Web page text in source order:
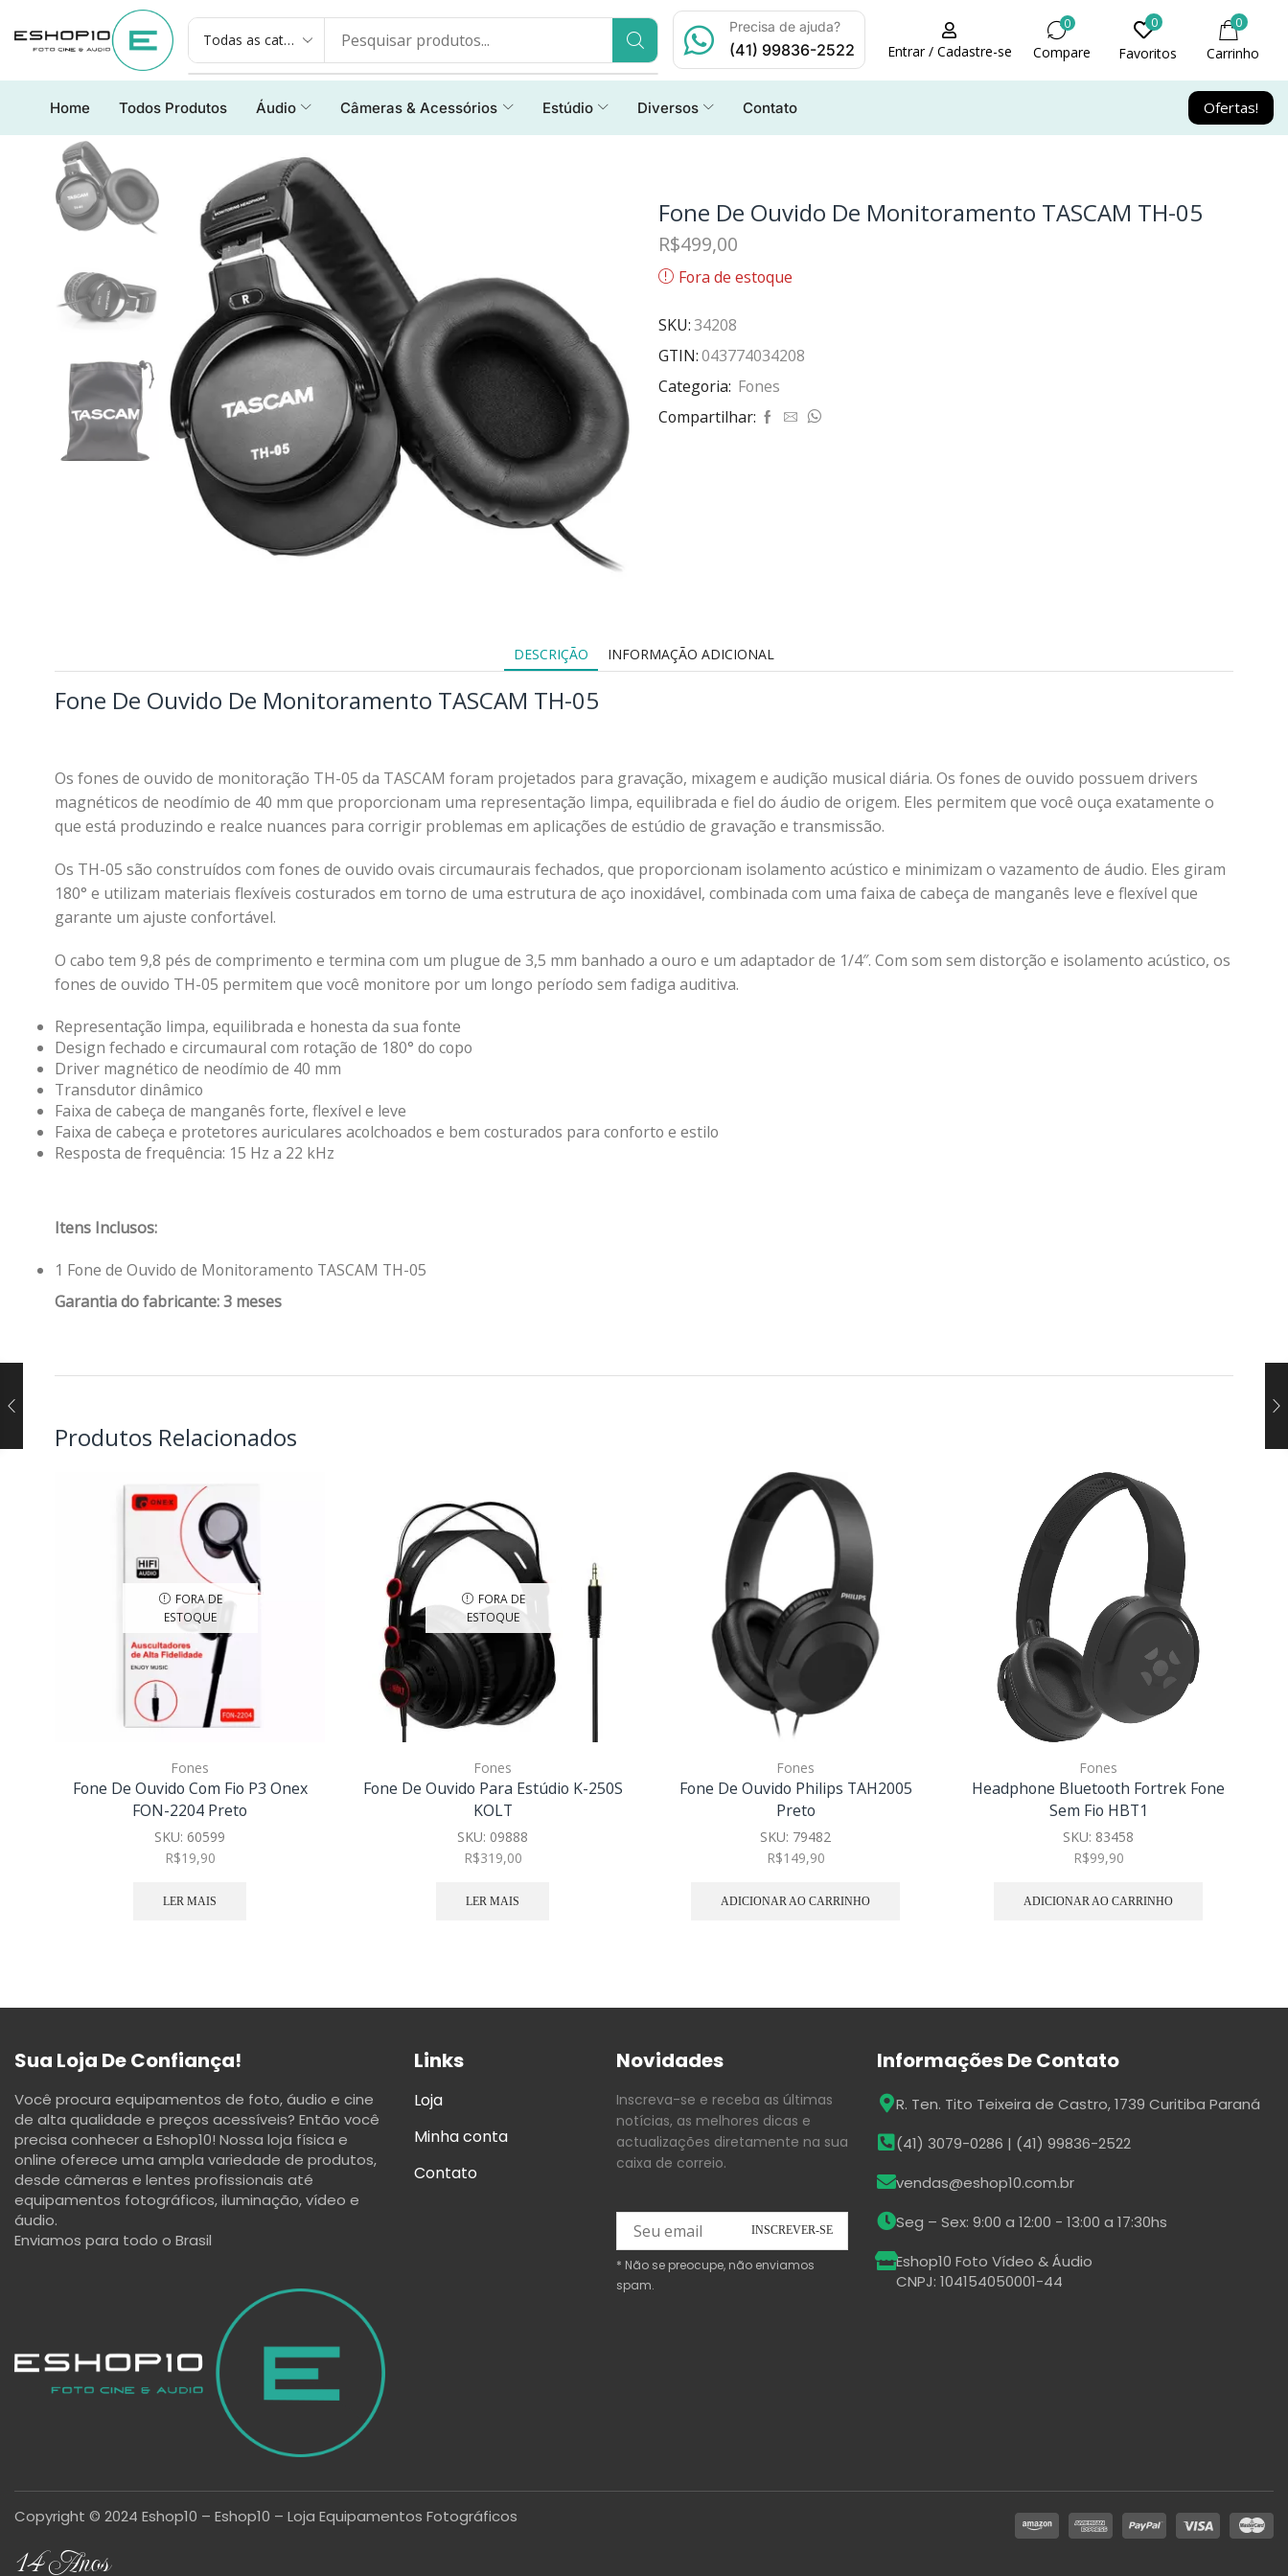
Precisa de ajuda?
(41) 99836-2522 Entrar / Cadastre-se
0
Compare
0
Favoritos
0
Carrinho
Home Todos Produtos Áudio Câmeras & Acessórios Estúdio Diversos Contato Ofertas!
Fone De Ouvido De Monitoramento TASCAM TH-05
R$499,00
Fora de estoque
SKU:34208
GTIN:043774034208
Categoria: Fones
Compartilhar:
DESCRIÇÃO INFORMAÇÃO ADICIONAL
Fone De Ouvido De Monitoramento TASCAM TH-05
Os fones de ouvido de monitoração TH-05 da TASCAM foram projetados para gravação, mixagem e audição musical diária. Os fones de ouvido possuem drivers
magnéticos de neodímio de 40 mm que proporcionam uma representação limpa, equilibrada e fiel do áudio de origem. Eles permitem que você ouça exatamente o
que está produzindo e realce nuances para corrigir problemas em aplicações de estúdio de gravação e transmissão.
Os TH-05 são construídos com fones de ouvido ovais circumaurais fechados, que proporcionam isolamento acústico e minimizam o vazamento de áudio. Eles giram
180° e utilizam materiais flexíveis costurados em torno de uma estrutura de aço inoxidável, combinada com uma faixa de cabeça de manganês leve e flexível que
garante um ajuste confortável.
O cabo tem 9,8 pés de comprimento e termina com um plugue de 3,5 mm banhado a ouro e um adaptador de 1/4″. Com som sem distorção e isolamento acústico, os
fones de ouvido TH-05 permitem que você monitore por um longo período sem fadiga auditiva.
Representação limpa, equilibrada e honesta da sua fonte
Design fechado e circumaural com rotação de 180° do copo
Driver magnético de neodímio de 40 mm
Transdutor dinâmico
Faixa de cabeça de manganês forte, flexível e leve
Faixa de cabeça e protetores auriculares acolchoados e bem costurados para conforto e estilo
Resposta de frequência: 15 Hz a 22 kHz
Itens Inclusos:
1 Fone de Ouvido de Monitoramento TASCAM TH-05
Garantia do fabricante: 3 meses
Produtos Relacionados
FORA DE
ESTOQUE
Fones
Fone De Ouvido Com Fio P3 Onex
FON-2204 Preto
SKU: 60599
R$19,90
LER MAIS
FORA DE
ESTOQUE
Fones
Fone De Ouvido Para Estúdio K-250S
KOLT
SKU: 09888
R$319,00
LER MAIS
Fones
Fone De Ouvido Philips TAH2005
Preto
SKU: 79482
R$149,90
ADICIONAR AO CARRINHO
Fones
Headphone Bluetooth Fortrek Fone
Sem Fio HBT1
SKU: 83458
R$99,90
ADICIONAR AO CARRINHO
Sua Loja De Confiança!
Você procura equipamentos de foto, áudio e cine
de alta qualidade e preços acessíveis? Então você
precisa conhecer a Eshop10! Nossa loja física e
online oferece uma ampla variedade de produtos,
desde câmeras e lentes profissionais até
equipamentos fotográficos, iluminação, vídeo e
áudio.
Enviamos para todo o Brasil
Links
Loja
Minha conta
Contato
Novidades
Inscreva-se e receba as últimas
notícias, as melhores dicas e
actualizações diretamente na sua
caixa de correio.
* Não se preocupe, não enviamos
spam.
Informações De Contato
R. Ten. Tito Teixeira de Castro, 1739 Curitiba Paraná
(41) 3079-0286 | (41) 99836-2522
vendas@eshop10.com.br
Seg – Sex: 9:00 a 12:00 - 13:00 a 17:30hs
Eshop10 Foto Vídeo & Áudio
CNPJ: 104154050001-44
Copyright © 2024 Eshop10 – Eshop10 – Loja Equipamentos Fotográficos
14 Anos